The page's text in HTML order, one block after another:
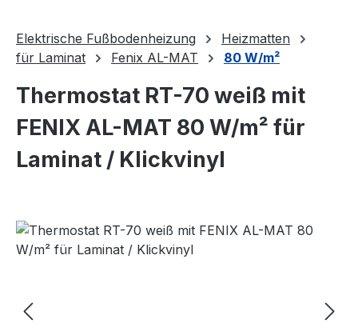
Elektrische Fußbodenheizung
Heizmatten
für Laminat
Fenix AL-MAT 80 W/m²
Thermostat RT-70 weiß mit
FENIX AL-MAT 80 W/m² für
Laminat / Klickvinyl
Bildergalerie überspringen